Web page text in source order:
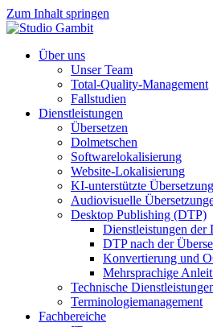
Zum Inhalt springen
Über uns
Unser Team
Total-Quality-Management
Fallstudien
Dienstleistungen
Übersetzen
Dolmetschen
Softwarelokalisierung
Website-Lokalisierung
KI-unterstützte Übersetzung
Audiovisuelle
Desktop Publishing (DTP)
Dienstleistungen der
DTP nach der
Konvertierung und
Mehrsprachige
Technische
Terminologiemanagement
Fachbereiche